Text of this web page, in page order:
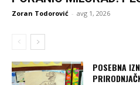
Zoran Todorović - avg 1, 2026
POSEBNA